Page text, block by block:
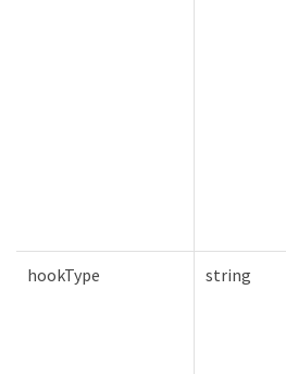
hookType string